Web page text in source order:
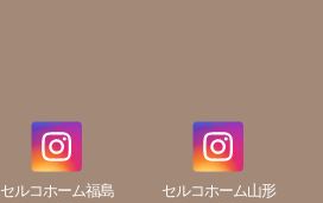
セルコホーム福島
セルコホーム山形